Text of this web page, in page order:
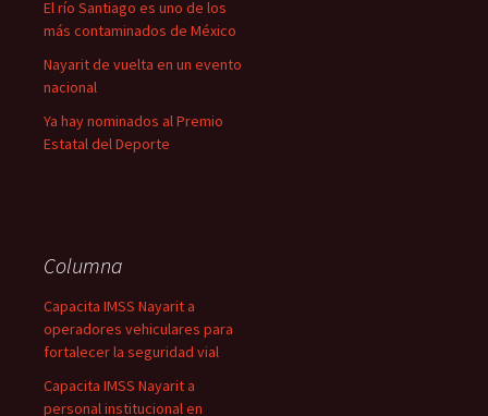
El río Santiago es uno de los
más contaminados de México
Nayarit de vuelta en un evento
nacional
Ya hay nominados al Premio
Estatal del Deporte
Columna
Capacita IMSS Nayarit a
operadores vehiculares para
fortalecer la seguridad vial
Capacita IMSS Nayarit a
personal institucional en